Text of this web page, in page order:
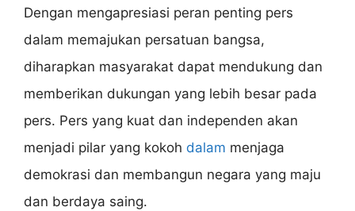
Dengan mengapresiasi peran penting pers
dalam memajukan persatuan bangsa,
diharapkan masyarakat dapat mendukung dan
memberikan dukungan yang lebih besar pada
pers. Pers yang kuat dan independen akan
menjadi pilar yang kokoh dalam menjaga
demokrasi dan membangun negara yang maju
dan berdaya saing.